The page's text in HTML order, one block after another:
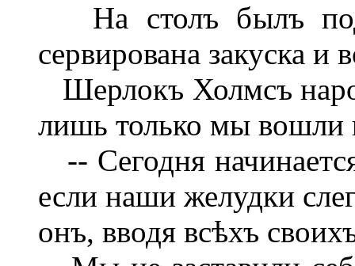
На столъ былъ
сервирована закуска и
Шерлокъ Холмсъ
лишь только мы вошли
-- Сегодня
если наши желудки
онъ, вводя всѣхъ